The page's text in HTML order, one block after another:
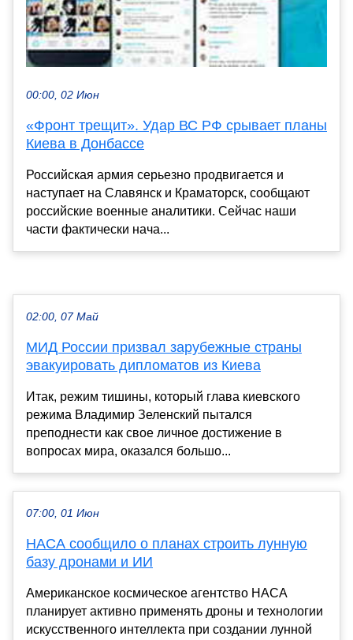
00:00, 02 Июн
«Фронт трещит». Удар ВС РФ срывает планы
Киева в Донбассе
Российская армия серьезно продвигается и
наступает на Славянск и Краматорск, сообщают
российские военные аналитики. Сейчас наши
части фактически нача...
02:00, 07 Май
МИД России призвал зарубежные страны
эвакуировать дипломатов из Киева
Итак, режим тишины, который глава киевского
режима Владимир Зеленский пытался
преподнести как свое личное достижение в
вопросах мира, оказался большо...
07:00, 01 Июн
НАСА сообщило о планах строить лунную
базу дронами и ИИ
Американское космическое агентство НАСА
планирует активно применять дроны и технологии
искусственного интеллекта при создании лунной